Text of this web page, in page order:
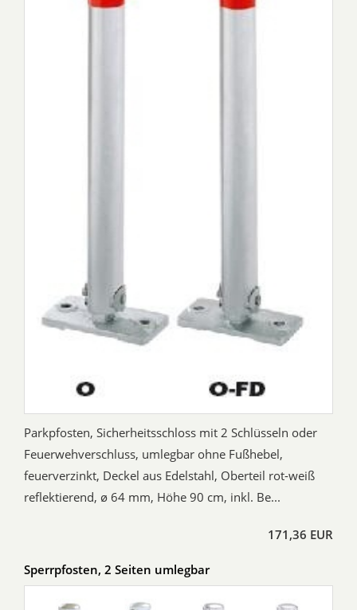
Parkpfosten, Sicherheitsschloss mit 2 Schlüsseln oder
Feuerwehverschluss, umlegbar ohne Fußhebel,
feuerverzinkt, Deckel aus Edelstahl, Oberteil rot-weiß
reflektierend, ø 64 mm, Höhe 90 cm, inkl. Be...
171,36 EUR
Sperrpfosten, 2 Seiten umlegbar